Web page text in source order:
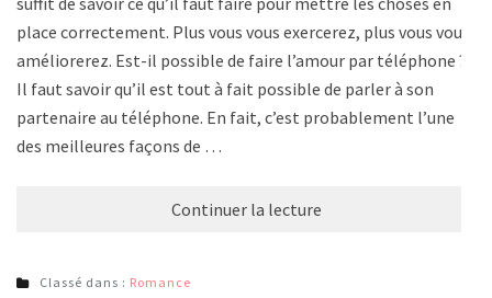
place correctement. Plus vous vous exercerez, plus vous vous
améliorerez. Est-il possible de faire l’amour par téléphone ?
Il faut savoir qu’il est tout à fait possible de parler à son
partenaire au téléphone. En fait, c’est probablement l’une
des meilleures façons de …
Continuer la lecture
Classé dans : Romance